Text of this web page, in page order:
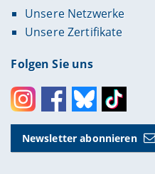
Unsere Netzwerke
Unsere Zertifikate
Folgen Sie uns
InstagramFacebookBlueskyToktok
Newsletter abonnieren